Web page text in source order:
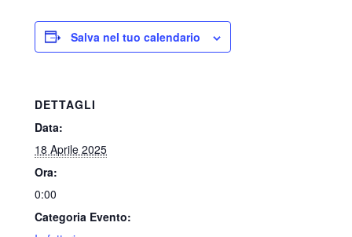
Salva nel tuo calendario
DETTAGLI
Data:
18 Aprile 2025
Ora:
0:00
Categoria Evento: